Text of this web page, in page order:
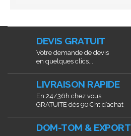
DEVIS GRATUIT
Votre demande de devis
en quelques clics...
LIVRAISON RAPIDE
En 24/36h chez vous
GRATUITE dès 90€ht d’achat
DOM-TOM & EXPORT